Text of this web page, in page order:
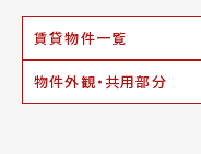
賃貸物件一覧
物件外観・共用部分